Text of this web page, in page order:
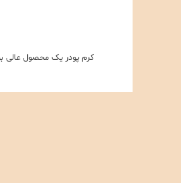
کرم پودر یک محصول عالی